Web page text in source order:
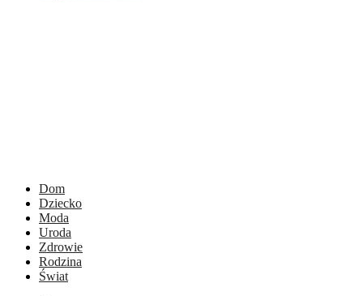
Dom
Dziecko
Moda
Uroda
Zdrowie
Rodzina
Świat